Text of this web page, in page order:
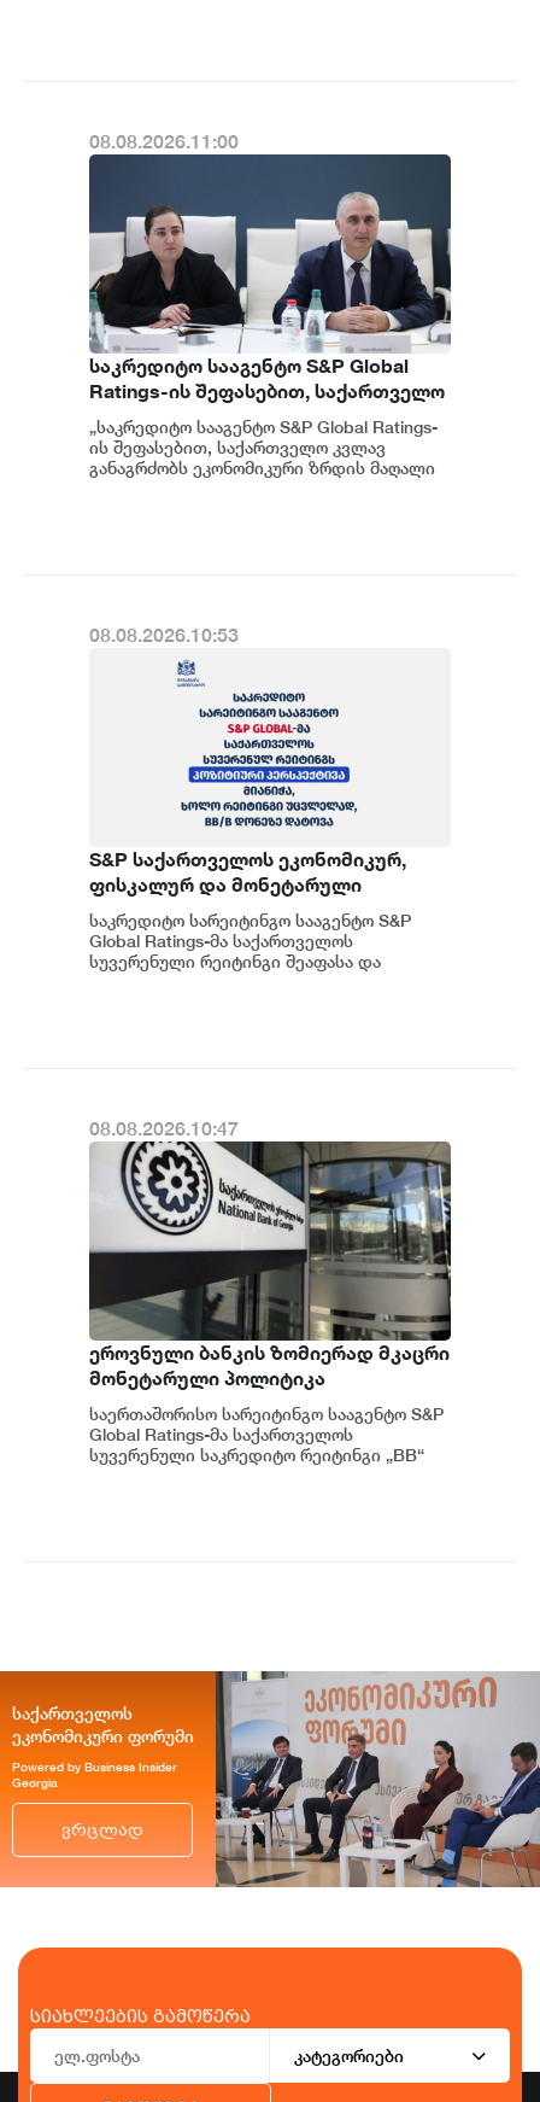
08.08.2026.11:00
საკრედიტო სააგენტო S&P Global
Ratings-ის შეფასებით, საქართველო
კვლავ განაგრძობს ეკონომიკური
ზრდის მაღალი მაჩვენებლებისა და
ჯანსაღი ფისკალური პოლიტიკის
„საკრედიტო სააგენტო S&P Global Ratings-
ის შეფასებით, საქართველო კვლავ
განაგრძობს ეკონომიკური ზრდის მაღალი
08.08.2026.10:53
S&P საქართველოს ეკონომიკურ,
ფისკალურ და მონეტარული
პოლიტიკის ჩარჩოს კვლავ
გონივრულად და წინდახედულად
აფასებს
საკრედიტო სარეიტინგო სააგენტო S&P
Global Ratings-მა საქართველოს
სუვერენული რეიტინგი შეაფასა და
08.08.2026.10:47
ეროვნული ბანკის ზომიერად მკაცრი
მონეტარული პოლიტიკა
ინფლაციური მოლოდინების
სათანადო დონეზე შენარჩუნებას
უწყობს ხელს - S&P Global Ratings
საერთაშორისო სარეიტინგო სააგენტო S&P
Global Ratings-მა საქართველოს
სუვერენული საკრედიტო რეიტინგი „BB“
საქართველოს
ეკონომიკური ფორუმი
Powered by Business Insider
Georgia
ვრცლად
სიახლეების გამოწერა
კატეგორიები